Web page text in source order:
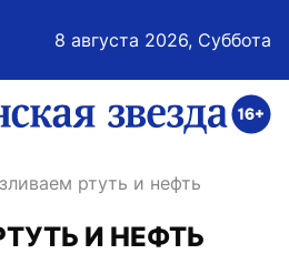
8 августа 2026, Суббота
ссылка на главную
ртуть и нефть
И НЕФТЬ